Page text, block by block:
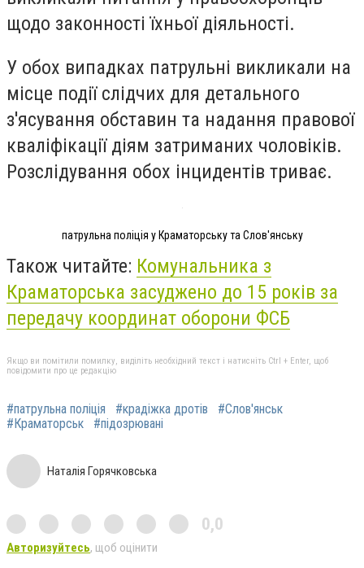
щодо законності їхньої діяльності.
У обох випадках патрульні викликали на
місце події слідчих для детального
з'ясування обставин та надання правової
кваліфікації діям затриманих чоловіків.
Розслідування обох інцидентів триває.
патрульна поліція у Краматорську та Слов'янську
Також читайте: Комунальника з
Краматорська засуджено до 15 років за
передачу координат оборони ФСБ
Якщо ви помітили помилку, виділіть необхідний текст і натисніть Ctrl + Enter, щоб
повідомити про це редакцію
#патрульна поліція #крадіжка дротів
#Слов'янськ
#Краматорськ
#підозрювані
Наталія Горячковська
0,0
Авторизуйтесь, щоб оцінити